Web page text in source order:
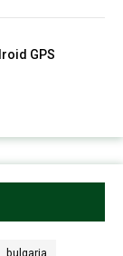
GPS
bulgaria